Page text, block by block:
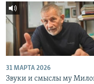
31 МАРТА 2026
Звуки и смыслы му